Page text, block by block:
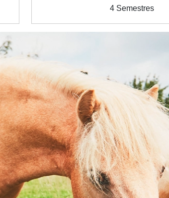
4 Semestres